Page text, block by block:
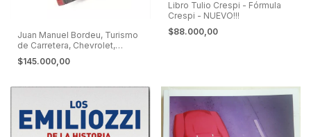
Juan Manuel Bordeu, Turismo
de Carretera, Chevrolet,
Dodge
$145.000,00
Libro Tulio Crespi - Fórmula
Crespi - NUEVO!!!
$88.000,00